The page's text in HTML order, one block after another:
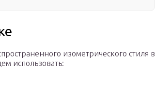
изометрического стиля в
использовать: